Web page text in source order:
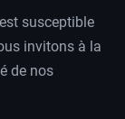
susceptible
invitons à la
de nos